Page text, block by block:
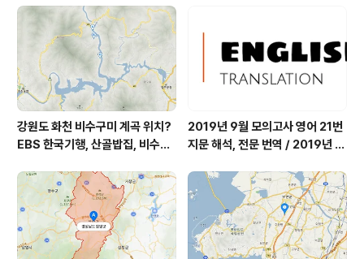
울' = 마을미술 너울, 캘리그래피
조덕현 씨 가가협동조합
강원도 화천 비수구미 계곡 위치?
EBS 한국기행, 산골밥집, 비수구
부 화천군 비수구미 낙타민박 어
디? / 강원도 화천군 가볼 만한 곳
비수구미 마을, 파로호
2019년 9월 모의고사 영어 21번
지문 해석, 전문 번역 / 2019년 9
역, 평가원 2019년 고3 9월 영어
영역 외국어영역 전문 해석, Engli
sh to Korean translation